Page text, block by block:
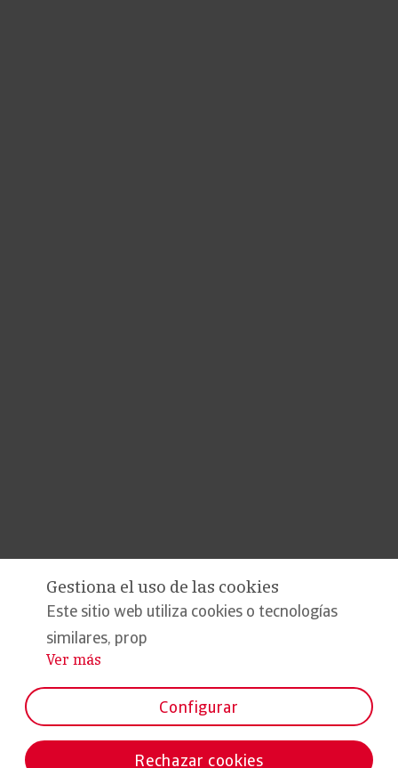
Gestiona el uso de las cookies
Este sitio web utiliza cookies o tecnologías
similares, prop
...
Ver más
Configurar
Rechazar cookies